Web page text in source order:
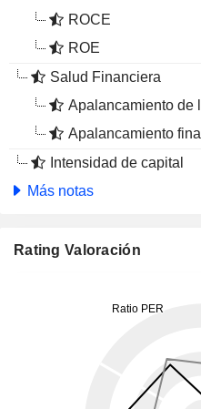
ROCE
ROE
Salud Financiera
Apalancamiento de la deuda
Apalancamiento financiero
Intensidad de capital
Más notas
Rating Valoración